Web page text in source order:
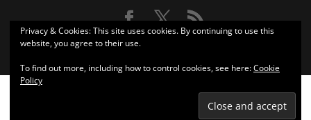
Σχεδιάστηκε απόElegant Themes
Privacy & Cookies: This site uses cookies. By continuing to use this
website, you agree to their use.
To find out more, including how to control cookies, see here:Cookie
Policy